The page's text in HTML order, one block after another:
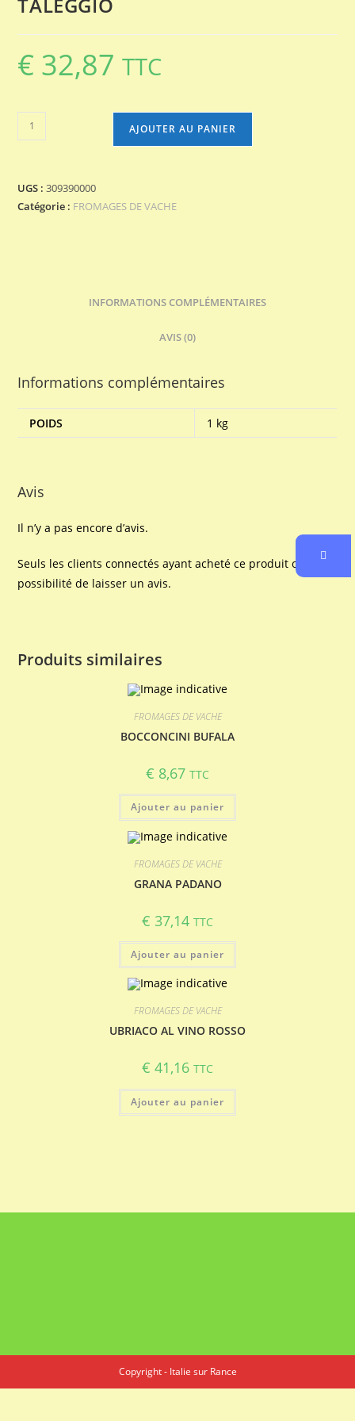
€ 32,87 TTC
quantité
de
AJOUTER AU PANIER
UGS :309390000
Catégorie : FROMAGES DE VACHE
INFORMATIONS COMPLÉMENTAIRES
AVIS (0)
Informations complémentaires
POIDS 1 kg
Avis
Il n’y a pas encore d’avis.
Seuls les clients connectés ayant acheté ce produit ont la
possibilité de laisser un avis.
Produits similaires
FROMAGES DE VACHE
BOCCONCINI BUFALA
€ 8,67 TTC
Ajouter au panier
FROMAGES DE VACHE
GRANA PADANO
€ 37,14 TTC
Ajouter au panier
FROMAGES DE VACHE
UBRIACO AL VINO ROSSO
€ 41,16 TTC
Ajouter au panier
Copyright - Italie sur Rance